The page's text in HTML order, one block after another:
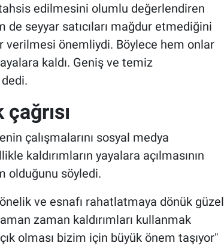
edilmesini olumlu değerlendiren
de seyyar satıcıları mağdur etmediğini
verilmesi önemliydi. Böylece hem onlar
kaldı. Geniş ve temiz
çalışmalarını sosyal medya
kaldırımların yayalara açılmasının
olduğunu söyledi.
ve esnafı rahatlatmaya dönük güzel
zaman kaldırımları kullanmak
olması bizim için büyük önem taşıyor"